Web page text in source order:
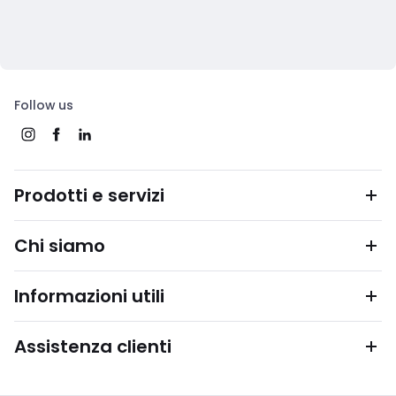
Follow us
Prodotti e servizi
Chi siamo
Informazioni utili
Assistenza clienti